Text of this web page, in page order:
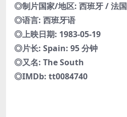
◎制片国家/地区: 西班牙 / 法国
◎语言: 西班牙语
◎上映日期: 1983-05-19
◎片长: Spain: 95 分钟
◎又名: The South
◎IMDb: tt0084740